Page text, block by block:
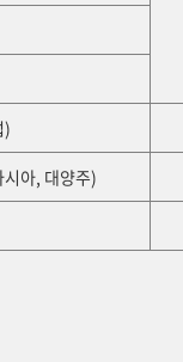
)
아, 대양주)